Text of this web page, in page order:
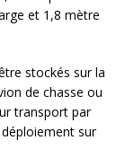
et 1,8 mètre
stockés sur la
de chasse ou
transport par
sur